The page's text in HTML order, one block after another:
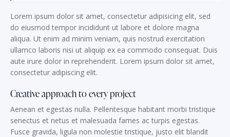
Lorem ipsum dolor sit amet, consectetur adipisicing elit, sed
do eiusmod tempor incididunt ut labore et dolore magna
aliqua. Ut enim ad minim veniam, quis nostrud exercitation
ullamco laboris nisi ut aliquip ex ea commodo consequat. Duis
aute irure dolor in reprehenderit. Lorem ipsum dolor sit amet,
consectetur adipiscing elit.
Creative approach to every project
Aenean et egestas nulla. Pellentesque habitant morbi tristique
senectus et netus et malesuada fames ac turpis egestas.
Fusce gravida, ligula non molestie tristique, justo elit blandit